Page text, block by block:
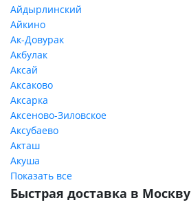
Айдырлинский
Айкино
Ак-Довурак
Акбулак
Аксай
Аксаково
Аксарка
Аксеново-Зиловское
Аксубаево
Акташ
Акуша
Показать все
Быстрая доставка в Москву